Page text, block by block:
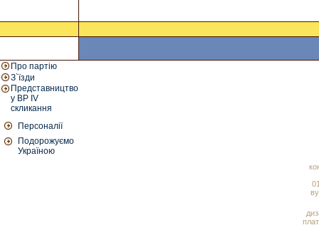
Про партію
З`їзди
Представництво
у ВР IV
скликання
Персоналії
Подорожуємо
Україною